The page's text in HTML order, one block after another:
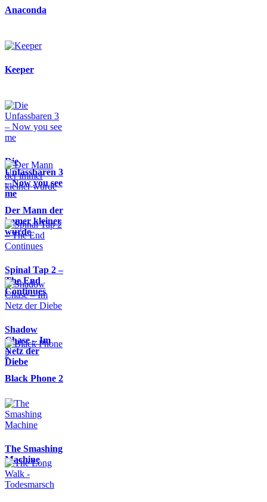
Anaconda
Keeper
Die
Unfassbaren 3
– Now you see
me
Der Mann der
immer kleiner
wurde
Spinal Tap 2 –
The End
Continues
Shadow
Chase – Im
Netz der
Diebe
Black Phone 2
The Smashing
Machine